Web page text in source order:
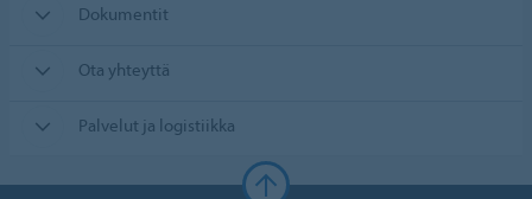
Dokumentit
Ota yhteyttä
Palvelut ja logistiikka